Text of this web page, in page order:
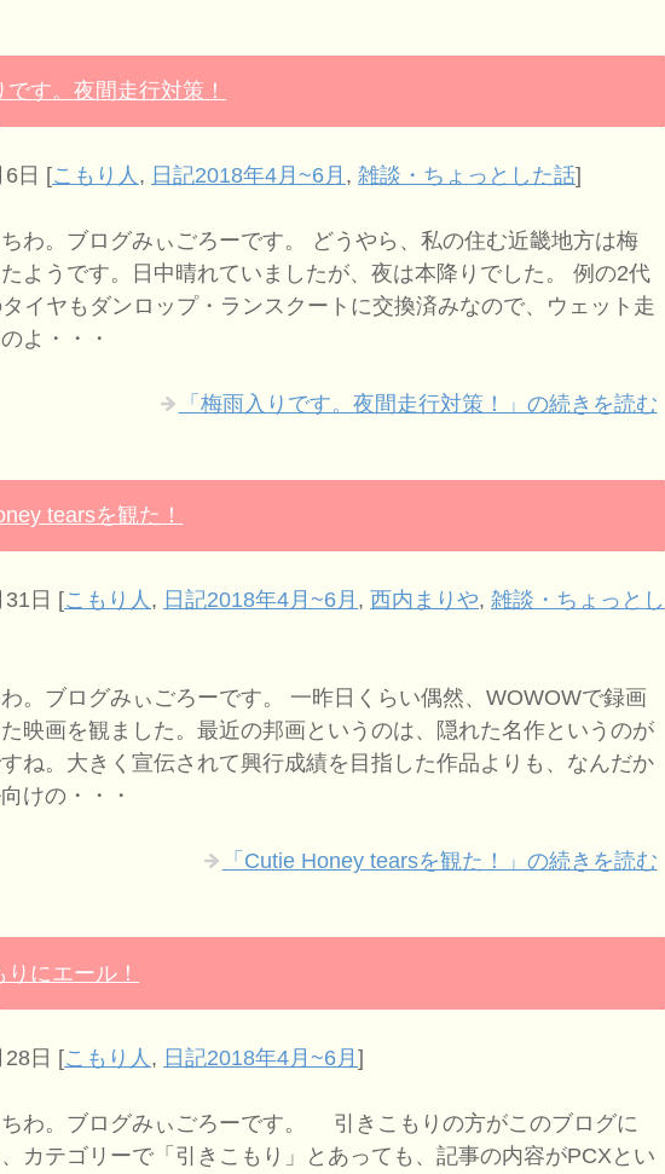
です。夜間走行対策！
日 [こもり人 , 日記2018年4月~6月 , 雑談・ちょっとした話]
わ。ブログみぃごろーです。 どうやら、私の住む近畿地方は梅
ようです。日中晴れていましたが、夜は本降りでした。 例の2代
タイヤもダンロップ・ランスクートに交換済みなので、ウェット走
よ・・・
「梅雨入りです。夜間走行対策！」の続きを読む
tearsを観た！
日 [こもり人 , 日記2018年4月~6月 , 西内まりや, 雑談・ちょっとし
。ブログみぃごろーです。 一昨日くらい偶然、WOWOWで録画
映画を観ました。最近の邦画というのは、隠れた名作というのが
ね。大きく宣伝されて興行成績を目指した作品よりも、なんだか
けの・・・
「Cutie Honey tearsを観た！」の続きを読む
にエール！
日 [こもり人 , 日記2018年4月~6月 ]
わ。ブログみぃごろーです。 引きこもりの方がこのブログに
カテゴリーで「引きこもり」とあっても、記事の内容がPCXとい